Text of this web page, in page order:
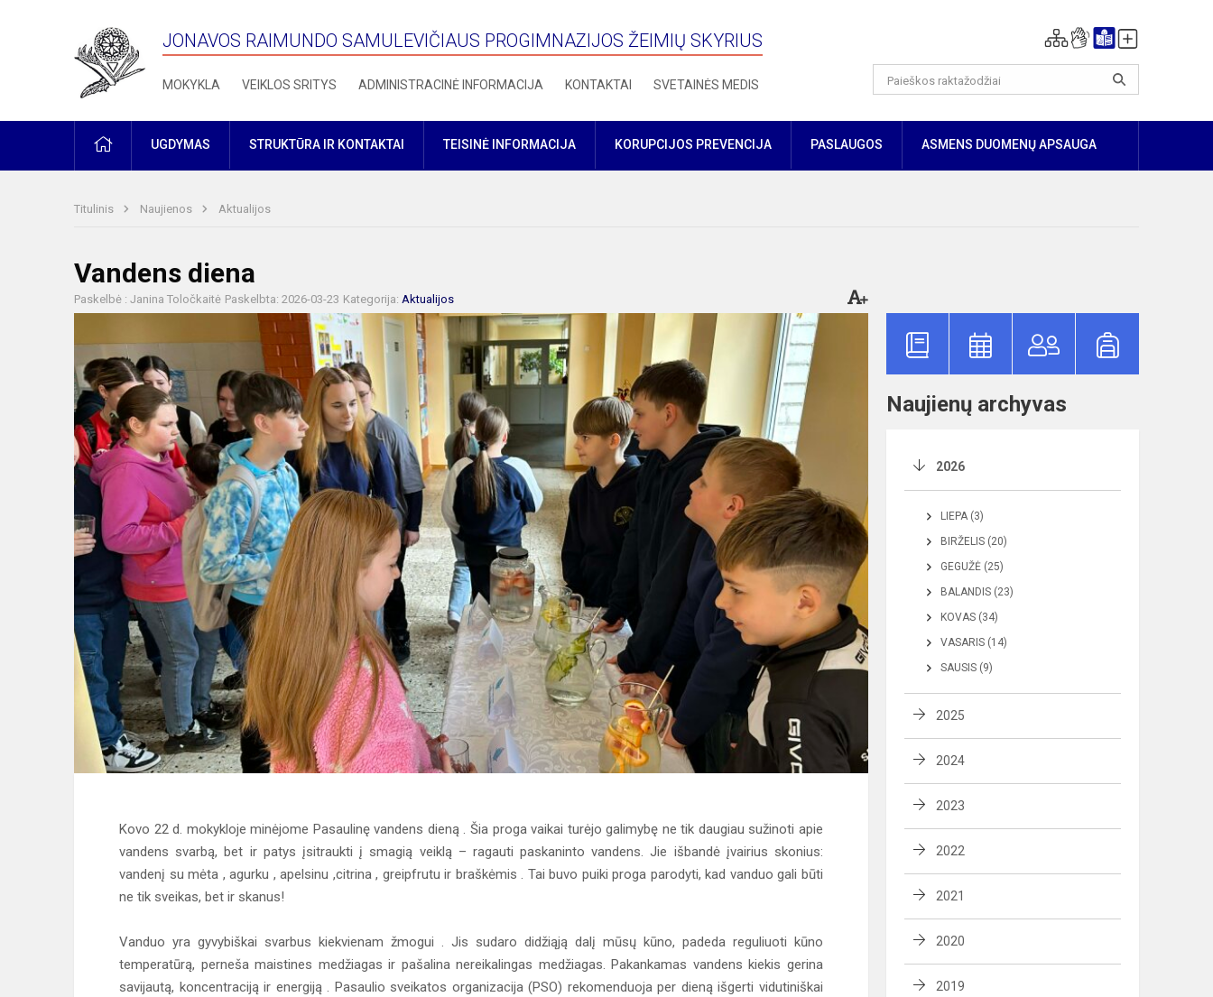
JONAVOS RAIMUNDO SAMULEVIČIAUS PROGIMNAZIJOS ŽEIMIŲ SKYRIUS
MOKYKLA VEIKLOS SRITYS ADMINISTRACINĖ INFORMACIJA KONTAKTAI SVETAINĖS MEDIS
PRADŽIAUGDYMAS STRUKTŪRA IR KONTAKTAI TEISINĖ INFORMACIJA KORUPCIJOS PREVENCIJA PASLAUGOS ASMENS DUOMENŲ APSAUGA
Titulinis Naujienos Aktualijos
Vandens diena
Paskelbė : Janina Toločkaitė Paskelbta: 2026-03-23 Kategorija: Aktualijos
Kovo 22 d. mokykloje minėjome Pasaulinę vandens dieną . Šia proga vaikai turėjo galimybę ne tik daugiau sužinoti apie
vandens svarbą, bet ir patys įsitraukti į smagią veiklą – ragauti paskaninto vandens. Jie išbandė įvairius skonius:
vandenį su mėta , agurku , apelsinu ,citrina , greipfrutu ir braškėmis . Tai buvo puiki proga parodyti, kad vanduo gali būti
ne tik sveikas, bet ir skanus!
Vanduo yra gyvybiškai svarbus kiekvienam žmogui . Jis sudaro didžiąją dalį mūsų kūno, padeda reguliuoti kūno
temperatūrą, perneša maistines medžiagas ir pašalina nereikalingas medžiagas. Pakankamas vandens kiekis gerina
savijautą, koncentraciją ir energiją . Pasaulio sveikatos organizacija (PSO) rekomenduoja per dieną išgerti vidutiniškai
Naujienų archyvas
2026
LIEPA (3)
BIRŽELIS (20)
GEGUŽĖ (25)
BALANDIS (23)
KOVAS (34)
VASARIS (14)
SAUSIS (9)
2025
2024
2023
2022
2021
2020
2019